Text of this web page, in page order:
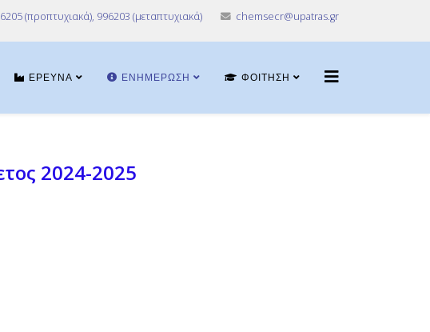
(προπτυχιακά), 996203 (μεταπτυχιακά) chemsecr@upatras.gr
ΈΡΕΥΝΑ ΕΝΗΜΈΡΩΣΗ ΦΟΊΤΗΣΗ
2024-2025